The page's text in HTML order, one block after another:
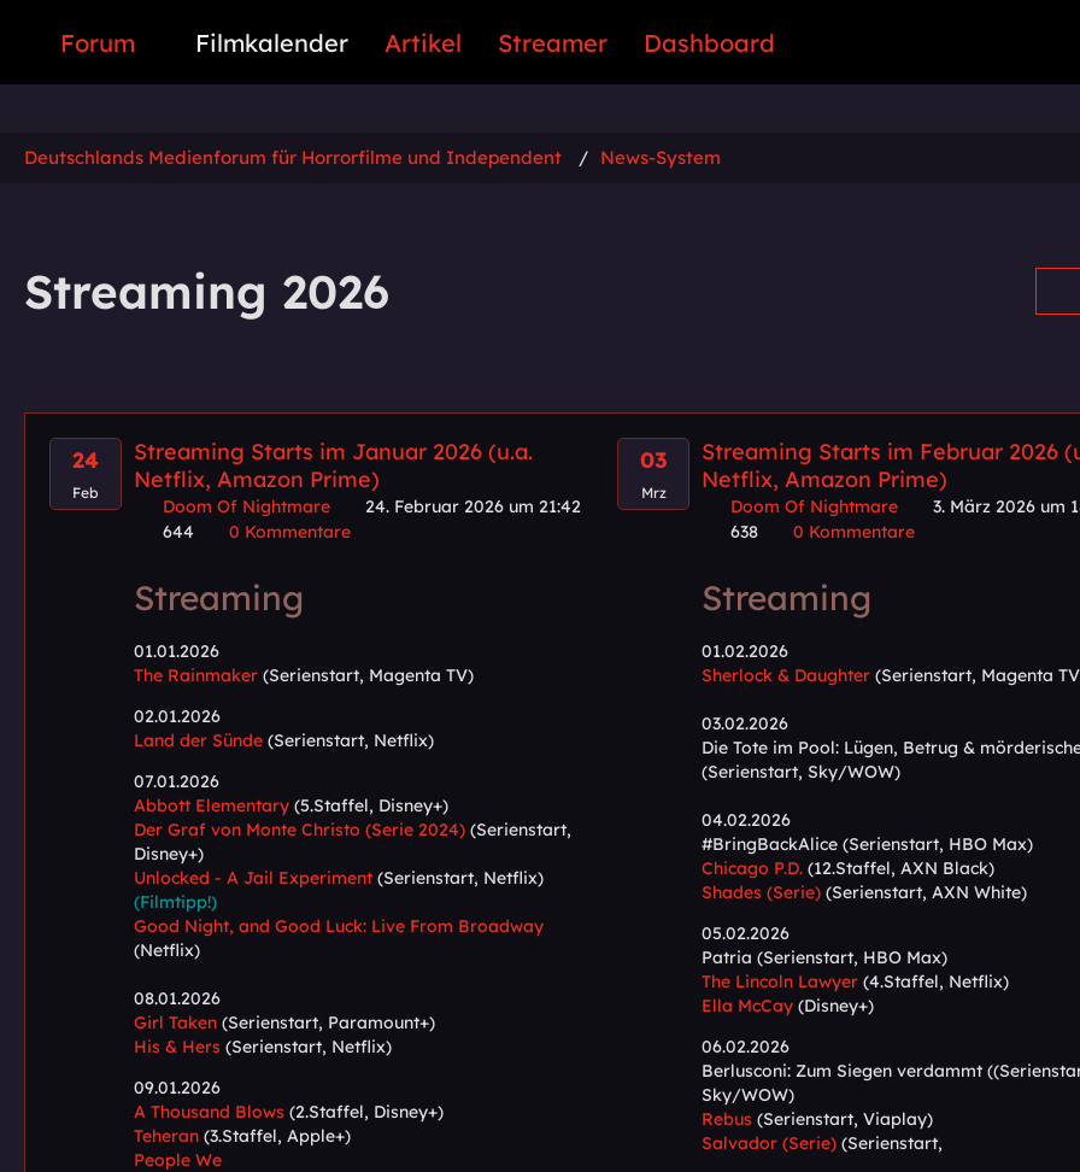
Forum Filmkalender Artikel Streamer Dashboard
Deutschlands Medienforum für Horrorfilme und Independent News-System
Streaming 2026
24
Feb
Streaming Starts im Januar 2026 (u.a.
Netflix, Amazon Prime)
Doom Of Nightmare
24. Februar 2026 um 21:42
644
0 Kommentare
Streaming
01.01.2026
The Rainmaker (Serienstart, Magenta TV)
02.01.2026
Land der Sünde (Serienstart, Netflix)
07.01.2026
Abbott Elementary (5.Staffel, Disney+)
Der Graf von Monte Christo (Serie 2024) (Serienstart,
Disney+)
Unlocked - A Jail Experiment (Serienstart, Netflix)
(Filmtipp!)
Good Night, and Good Luck: Live From Broadway
(Netflix)
08.01.2026
Girl Taken (Serienstart, Paramount+)
His & Hers (Serienstart, Netflix)
09.01.2026
A Thousand Blows (2.Staffel, Disney+)
Teheran (3.Staffel, Apple+)
People We
03
Mrz
Streaming Starts im Februar 2026
Netflix, Amazon Prime)
Doom Of Nightmare
3. März 2026 um
638
0 Kommentare
Streaming
01.02.2026
Sherlock & Daughter (Serienstart, Magenta
03.02.2026
Die Tote im Pool: Lügen, Betrug &
(Serienstart, Sky/WOW)
04.02.2026
#BringBackAlice (Serienstart, HBO Max)
Chicago P.D. (12.Staffel, AXN Black)
Shades (Serie) (Serienstart, AXN White)
05.02.2026
Patria (Serienstart, HBO Max)
The Lincoln Lawyer (4.Staffel, Netflix)
Ella McCay (Disney+)
06.02.2026
Berlusconi: Zum Siegen verdammt
Sky/WOW)
Rebus (Serienstart, Viaplay)
Salvador (Serie) (Serienstart,